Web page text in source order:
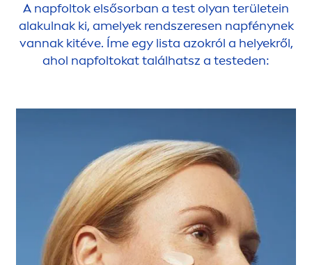
A napfoltok elsősorban a test olyan területein
alakulnak ki, amelyek rendszeresen napfénynek
vannak kitéve. Íme egy lista azokról a helyekről,
ahol napfoltokat találhatsz a testeden: